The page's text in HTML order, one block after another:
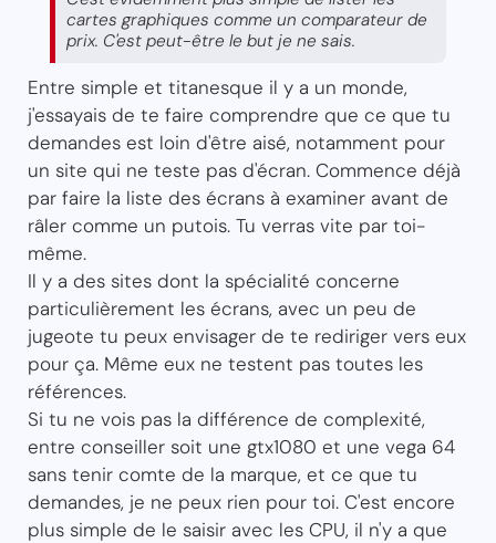
cartes graphiques comme un comparateur de
prix. C'est peut-être le but je ne sais.
Entre simple et titanesque il y a un monde,
j'essayais de te faire comprendre que ce que tu
demandes est loin d'être aisé, notamment pour
un site qui ne teste pas d'écran. Commence déjà
par faire la liste des écrans à examiner avant de
râler comme un putois. Tu verras vite par toi-
même.
Il y a des sites dont la spécialité concerne
particulièrement les écrans, avec un peu de
jugeote tu peux envisager de te rediriger vers eux
pour ça. Même eux ne testent pas toutes les
références.
Si tu ne vois pas la différence de complexité,
entre conseiller soit une gtx1080 et une vega 64
sans tenir comte de la marque, et ce que tu
demandes, je ne peux rien pour toi. C'est encore
plus simple de le saisir avec les CPU, il n'y a que